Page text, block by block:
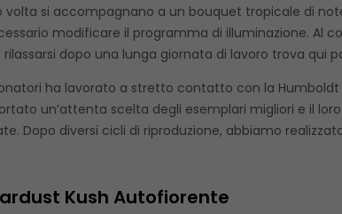
volta si accompagnano a un bouquet tropicale di
modificare il programma di illuminazione. Al
dopo una lunga giornata di lavoro trova qui
ha lavorato a stretto contatto con la
un’attenta scelta degli esemplari migliori e il
Dopo diversi cicli di riproduzione, abbiamo
Kush Autofiorente